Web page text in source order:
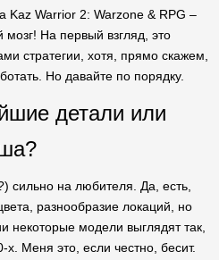
Kaz Warrior 2: Warzone & RPG –
мозг! На первый взгляд, это
стратегии, хотя, прямо скажем,
Но давайте по порядку.
детали или
сильно на любителя. Да, есть,
разнообразие локаций, но
некоторые модели выглядят так,
х. Меня это, если честно, бесит.